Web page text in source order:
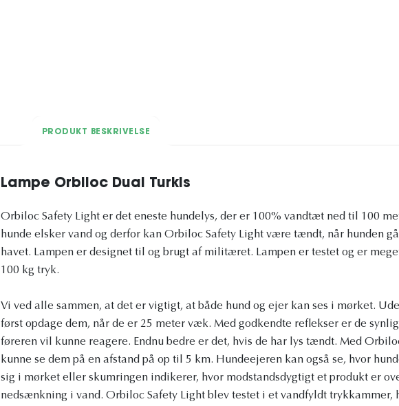
PRODUKT BESKRIVELSE
Lampe Orbiloc Dual Turkis
Orbiloc Safety Light er det eneste hundelys, der er 100% vandtæt ned til 100
hunde elsker vand og derfor kan Orbiloc Safety Light være tændt, når hunden
havet. Lampen er designet til og brugt af militæret. Lampen er testet og er
100 kg tryk.
Vi ved alle sammen, at det er vigtigt, at både hund og ejer kan ses i mørket.
først opdage dem, når de er 25 meter væk. Med godkendte reflekser er de
føreren vil kunne reagere. Endnu bedre er det, hvis de har lys tændt. Med
kunne se dem på en afstand på op til 5 km. Hundeejeren kan også se, hvor
sig i mørket eller skumringen indikerer, hvor modstandsdygtigt et produkt er
nedsænkning i vand. Orbiloc Safety Light blev testet i et vandfyldt trykkammer,